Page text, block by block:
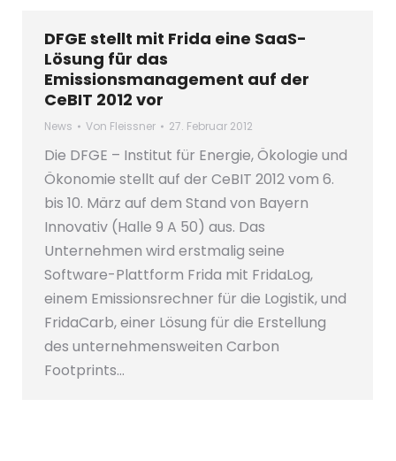
DFGE stellt mit Frida eine SaaS-
Lösung für das
Emissionsmanagement auf der
CeBIT 2012 vor
News Von Fleissner 27. Februar 2012
Die DFGE – Institut für Energie, Ökologie und
Ökonomie stellt auf der CeBIT 2012 vom 6.
bis 10. März auf dem Stand von Bayern
Innovativ (Halle 9 A 50) aus. Das
Unternehmen wird erstmalig seine
Software-Plattform Frida mit FridaLog,
einem Emissionsrechner für die Logistik, und
FridaCarb, einer Lösung für die Erstellung
des unternehmensweiten Carbon
Footprints…